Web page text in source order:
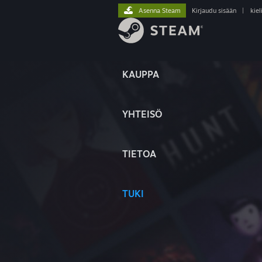
KAUPPA
YHTEISÖ
TIETOA
TUKI
Asenna Steam Kirjaudu sisään kieli